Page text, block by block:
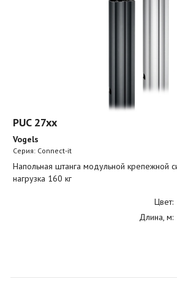
PUC 27xx
Vogels
Серия: Connect-it
Напольная штанга модульной крепежной
нагрузка 160 кг
Цвет:
Длина, м: